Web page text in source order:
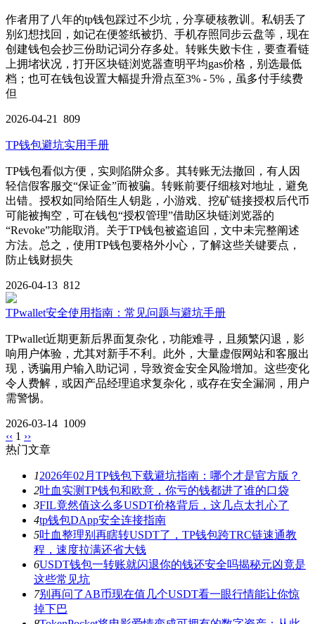
作者用了八年的tp钱包踩过不少坑，分享硬核教训。私钥丢了
别幻想找回，如记在便签纸被扔、手机存照同步云盘等，现在
创建钱包会抄三份助记词分存多处。转账失败卡住，要查看链
上拥堵状况，打开区块链浏览器查明平均gas价格，别选最低
档；也可在钱包设置大幅提升滑点至3% - 5%，虽多付手续费
但
2026-04-21 809
TP钱包避坑实用手册
TP钱包看似方便，实则陷阱众多。其转账无法撤回，有人因
轻信假客服交“保证金”而被骗。转账前要仔细核对地址，避免
出错。授权如同给陌生人钥匙，小游戏、挖矿链接授权后代币
可能被掏空，可在钱包“授权管理”借助区块链浏览器的
“Revoke”功能取消。关于TP钱包被盗追回，文中未完整阐述
方法。总之，使用TP钱包要格外小心，了解这些关键要点，
防止钱财损失
2026-04-13 812
TPwallet安全使用指南：常见问题与避坑手册
TPwallet近期更新后界面复杂化，功能难寻，且频繁闪退，影
响用户体验，尤其对新手不利。此外，大量虚假网站和客服出
现，诱骗用户输入助记词，导致资金安全风险增加。这些变化
令人费解，或因产品经理追求复杂化，或存在安全漏洞，用户
需警惕。
2026-03-14 1009
‹‹ 1 ››
热门文章
12026年02月TP钱包下载避坑指南：哪个才是官方版？
2吐血实测TP钱包和欧意，你亏的钱都进了谁的口袋
3FIL竟然值这么多USDT价格背后，这几点太扎心了
4tp钱包DApp安全连接指南
5吐血整理别再瞎转USDT了，TP钱包跨TRC链速通教
程，速度拉满还省大钱
6USDT钱包一转账就闪退你的钱还安全吗揭秘元凶竟是
这些常见坑
7别再问了AB币现在值几个USDT看一眼行情能让你惊
掉下巴